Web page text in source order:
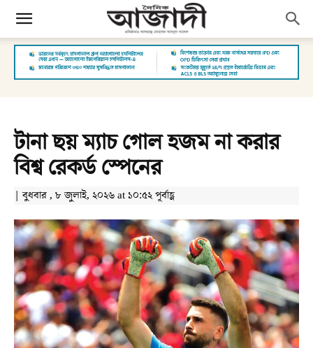
টানা ছয় ম্যাচ গোল হজম না করার
বিশ্ব রেকর্ড স্পেনের
| বুধবার , ৮ জুলাই, ২০২৬ at ১০:৫২ পূর্বাহ্ণ